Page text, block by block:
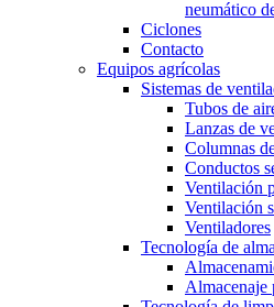
neumático
Ciclones
Contacto
Equipos agrícolas
Sistemas de
Tubos de
Lanzas de
Columnas
Conductos
Ventilación
Ventilación
Ventiladores
Tecnología de
Almacenaje